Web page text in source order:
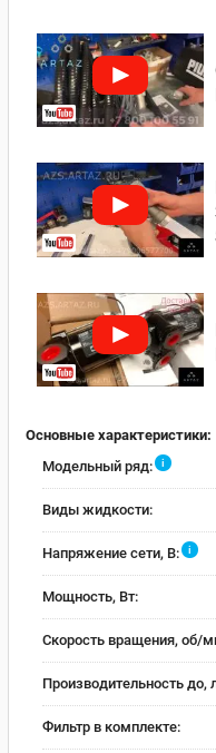
Основные характеристики:
Модельный ряд:
i
Виды жидкости:
Напряжение сети, В: i
Мощность, Вт:
Скорость вращения, об/
Производительность до,
Фильтр в комплекте: